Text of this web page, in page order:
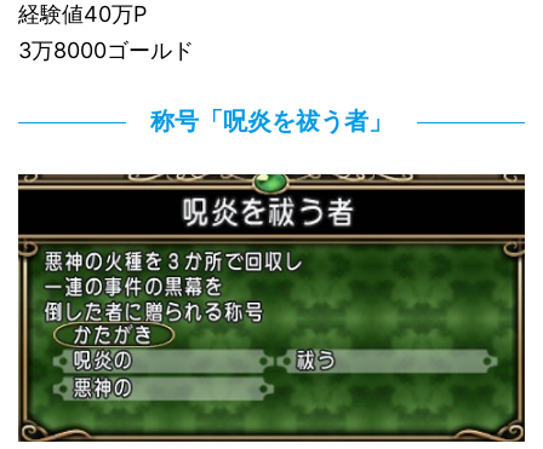
経験値40万P
3万8000ゴールド
称号「呪炎を祓う者」